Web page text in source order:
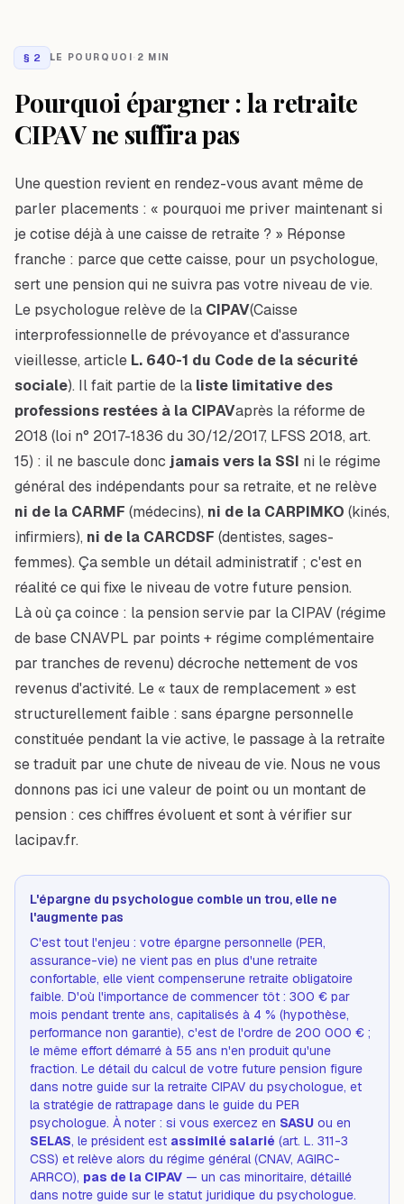
§ 2 LE POURQUOI· 2 MIN
Pourquoi épargner : la retraite
CIPAV ne suffira pas
Une question revient en rendez-vous avant même de
parler placements : « pourquoi me priver maintenant si
je cotise déjà à une caisse de retraite ? » Réponse
franche : parce que cette caisse, pour un psychologue,
sert une pension qui ne suivra pas votre niveau de vie.
Le psychologue relève de la CIPAV(Caisse
interprofessionnelle de prévoyance et d'assurance
vieillesse, article L. 640-1 du Code de la sécurité
sociale). Il fait partie de la liste limitative des
professions restées à la CIPAVaprès la réforme de
2018 (loi n° 2017-1836 du 30/12/2017, LFSS 2018, art.
15) : il ne bascule donc jamais vers la SSI ni le régime
général des indépendants pour sa retraite, et ne relève
ni de la CARMF (médecins), ni de la CARPIMKO (kinés,
infirmiers), ni de la CARCDSF (dentistes, sages-
femmes). Ça semble un détail administratif ; c'est en
réalité ce qui fixe le niveau de votre future pension.
Là où ça coince : la pension servie par la CIPAV (régime
de base CNAVPL par points + régime complémentaire
par tranches de revenu) décroche nettement de vos
revenus d'activité. Le « taux de remplacement » est
structurellement faible : sans épargne personnelle
constituée pendant la vie active, le passage à la retraite
se traduit par une chute de niveau de vie. Nous ne vous
donnons pas ici une valeur de point ou un montant de
pension : ces chiffres évoluent et sont à vérifier sur
lacipav.fr.
L'épargne du psychologue comble un trou, elle ne
l'augmente pas
C'est tout l'enjeu : votre épargne personnelle (PER,
assurance-vie) ne vient pas en plus d'une retraite
confortable, elle vient compenserune retraite obligatoire
faible. D'où l'importance de commencer tôt : 300 € par
mois pendant trente ans, capitalisés à 4 % (hypothèse,
performance non garantie), c'est de l'ordre de 200 000 € ;
le même effort démarré à 55 ans n'en produit qu'une
fraction. Le détail du calcul de votre future pension figure
dans notre guide sur la retraite CIPAV du psychologue, et
la stratégie de rattrapage dans le guide du PER
psychologue. À noter : si vous exercez en SASU ou en
SELAS, le président est assimilé salarié (art. L. 311-3
CSS) et relève alors du régime général (CNAV, AGIRC-
ARRCO), pas de la CIPAV — un cas minoritaire, détaillé
dans notre guide sur le statut juridique du psychologue.